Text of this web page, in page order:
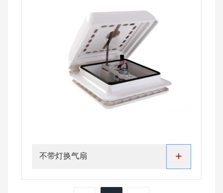
不带灯换气扇 +